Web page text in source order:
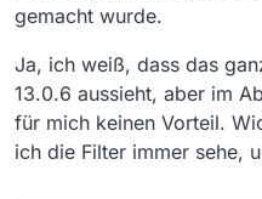
gemacht wurde.
Ja, ich weiß, dass das
13.0.6 aussieht, aber im
für mich keinen Vorteil.
ich die Filter immer sehe,